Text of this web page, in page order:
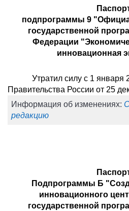
подпрограммы 9
государственной
Федерации
инновационная
Утратил силу с 1 января
Правительства России от 25
Информация об изменениях:
редакцию
Подпрограммы Б
инновационного
государственной